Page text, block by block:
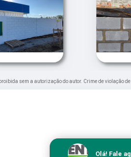
sem a autorização do autor. Crime de violação
Olá! Fale